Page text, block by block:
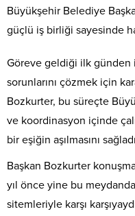
Büyükşehir Belediye
güçlü iş birliği sayesinde
Göreve geldiği ilk günden
sorunlarını çözmek için
Bozkurter, bu süreçte
ve koordinasyon içinde
bir eşiğin aşılmasını
Başkan Bozkurter
yıl önce yine bu meydanda
sitemleriyle karşı